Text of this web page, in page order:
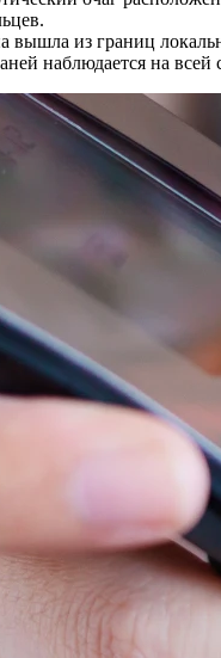
вышла из границ
наблюдается на всей